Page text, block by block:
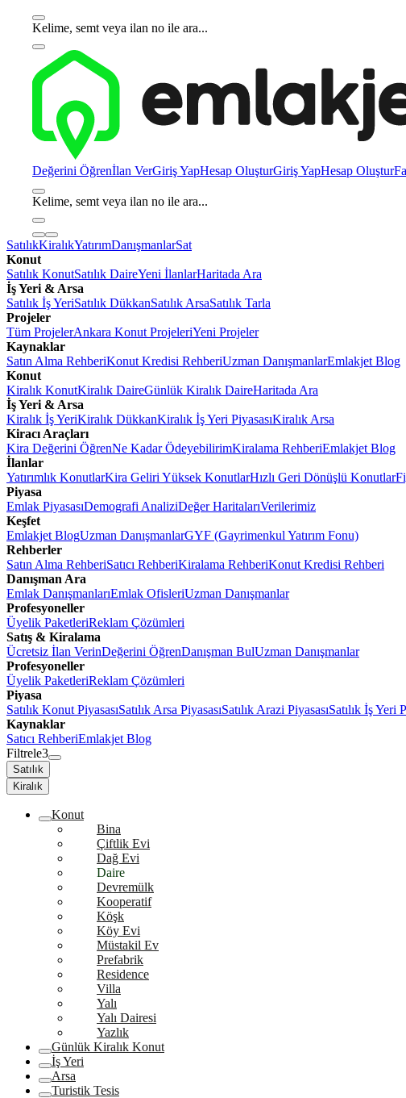
Kelime, semt veya ilan no ile ara...
Değerini Öğrenİlan VerGiriş YapHesap OluşturGiriş YapHesap Oluştur
Kelime, semt veya ilan no ile ara...
SatılıkKiralıkYatırımDanışmanlarSat
Konut
Satılık KonutSatılık DaireYeni İlanlarHaritada Ara
İş Yeri & Arsa
Satılık İş YeriSatılık DükkanSatılık ArsaSatılık Tarla
Projeler
Tüm ProjelerAnkara Konut ProjeleriYeni Projeler
Kaynaklar
Satın Alma RehberiKonut Kredisi RehberiUzman DanışmanlarEmlakjet Blog
Konut
Kiralık KonutKiralık DaireGünlük Kiralık DaireHaritada Ara
İş Yeri & Arsa
Kiralık İş YeriKiralık DükkanKiralık İş Yeri PiyasasıKiralık Arsa
Kiracı Araçları
Kira Değerini ÖğrenNe Kadar ÖdeyebilirimKiralama RehberiEmlakjet Blog
İlanlar
Yatırımlık KonutlarKira Geliri Yüksek KonutlarHızlı Geri Dönüşlü Konutlar
Piyasa
Emlak PiyasasıDemografi AnaliziDeğer HaritalarıVerilerimiz
Keşfet
Emlakjet BlogUzman DanışmanlarGYF (Gayrimenkul Yatırım Fonu)
Rehberler
Satın Alma RehberiSatıcı RehberiKiralama RehberiKonut Kredisi Rehberi
Danışman Ara
Emlak DanışmanlarıEmlak OfisleriUzman Danışmanlar
Profesyoneller
Üyelik PaketleriReklam Çözümleri
Satış & Kiralama
Ücretsiz İlan VerinDeğerini ÖğrenDanışman BulUzman Danışmanlar
Profesyoneller
Üyelik PaketleriReklam Çözümleri
Piyasa
Satılık Konut PiyasasıSatılık Arsa PiyasasıSatılık Arazi PiyasasıSatılık İş Yeri
Kaynaklar
Satıcı RehberiEmlakjet Blog
Filtrele3
Satılık
Kiralık
Konut
Bina
Çiftlik Evi
Dağ Evi
Daire
Devremülk
Kooperatif
Köşk
Köy Evi
Müstakil Ev
Prefabrik
Residence
Villa
Yalı
Yalı Dairesi
Yazlık
Günlük Kiralık Konut
İş Yeri
Arsa
Turistik Tesis